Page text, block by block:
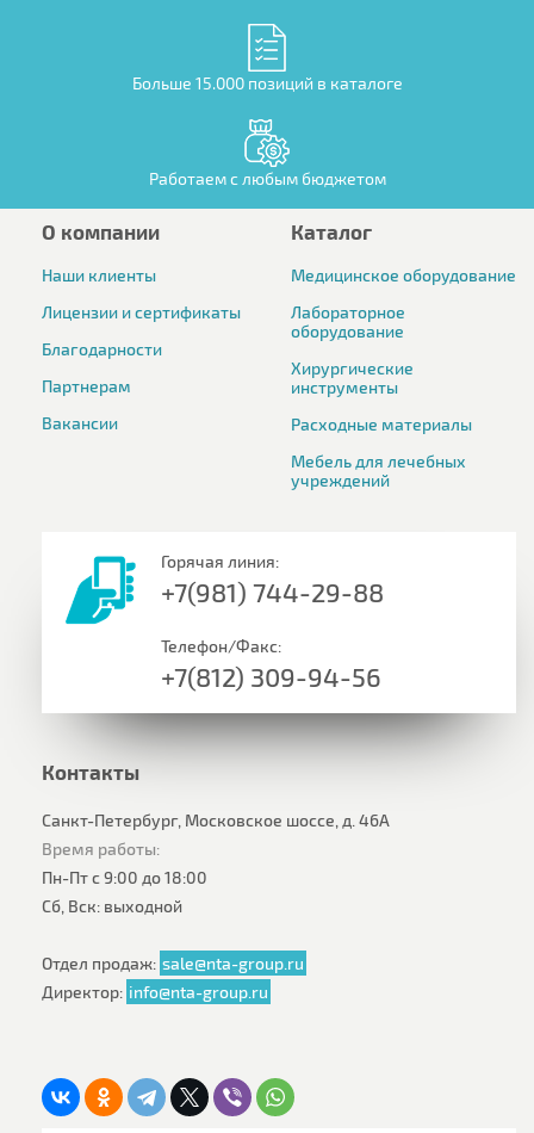
Больше 15.000 позиций в каталоге
Работаем с любым бюджетом
О компании
Наши клиенты
Лицензии и сертификаты
Благодарности
Партнерам
Вакансии
Каталог
Медицинское оборудование
Лабораторное
оборудование
Хирургические
инструменты
Расходные материалы
Мебель для лечебных
учреждений
Горячая линия:
+7(981) 744-29-88
Телефон/Факс:
+7(812) 309-94-56
Контакты
Санкт-Петербург, Московское шоссе, д. 46А
Время работы:
Пн-Пт с 9:00 до 18:00
Сб, Вск: выходной
Отдел продаж: sale@nta-group.ru
Директор: info@nta-group.ru